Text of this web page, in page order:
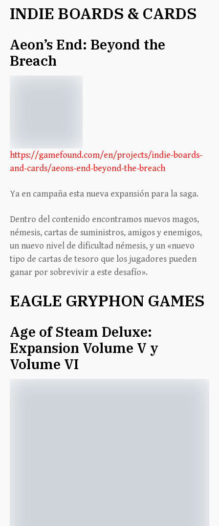
INDIE BOARDS & CARDS
Aeon’s End: Beyond the
Breach
https://gamefound.com/en/projects/indie-boards-
and-cards/aeons-end-beyond-the-breach
Ya en campaña esta nueva expansión para la saga.
Dentro del contenido encontramos nuevos magos,
némesis, cartas de suministros, amigos y enemigos,
un nuevo nivel de dificultad némesis, y un «nuevo
tipo de cartas de tesoro que los jugadores pueden
ganar por sobrevivir a este desafío».
EAGLE GRYPHON GAMES
Age of Steam Deluxe:
Expansion Volume V y
Volume VI